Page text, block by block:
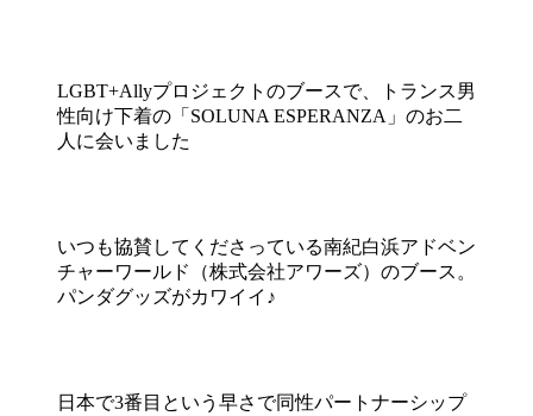
LGBT+Allyプロジェクトのブースで、トランス男
性向け下着の「SOLUNA ESPERANZA」のお二
人に会いました
いつも協賛してくださっている南紀白浜アドベン
チャーワールド（株式会社アワーズ）のブース。
パンダグッズがカワイイ♪
日本で3番目という早さで同性パートナーシップ